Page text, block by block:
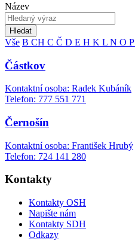
Název
Hledat
Vše B CH C Č D E H K L N O P
Částkov
Kontaktní osoba: Radek Kubáník
Telefon: 777 551 771
Černošín
Kontaktní osoba: František Hrubý
Telefon: 724 141 280
Kontakty
Kontakty OSH
Napište nám
Kontakty SDH
Odkazy